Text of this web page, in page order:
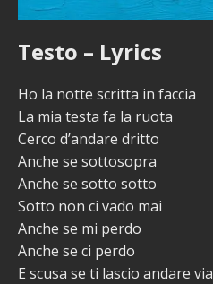
Testo – Lyrics
Ho la notte scritta in faccia
La mia testa fa la ruota
Cerco d’andare dritto
Anche se sottosopra
Anche se sotto sotto
Sotto non ci vado mai
Anche se mi perdo
Anche se ci perdo
E scusa se ti lascio andare via